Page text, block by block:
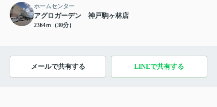
ホームセンター
アグロガーデン 神戸駒ヶ林店
2364ｍ（30分）
メールで共有する LINEで共有する